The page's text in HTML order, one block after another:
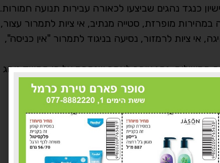
כנגד נהגים שביצעו לכאורה עבירות תנועה חמורות.
בהן: נהיגה במהירות מופרזת, סטייה מנתיב, אי ציות לתמרור עצור,
אי ציות לרמזור, נסיעה בניגוד לתמרור "אין כניסה",
נרשמו 2 אירועי אכיפה בתחום המשילות. נהג עוכב לאחר שנתפס על פי החשד נוהג
ברכב שניתן עליו איסור שימוש, ובוצע לו שימוע
ובאפס סובלנות נגד עבירות תנועה מסכנות
על ביטחון הציבור ומשתמשי הדרך.